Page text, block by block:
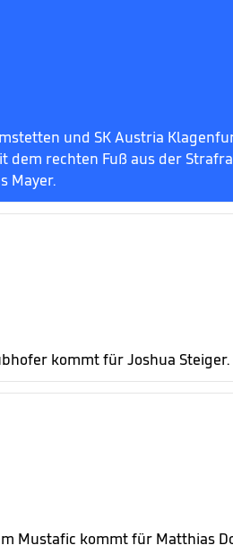
und SK Austria
dem rechten Fuß aus der
Mayer.
kommt für Joshua Steiger.
Mustafic kommt für Matthias